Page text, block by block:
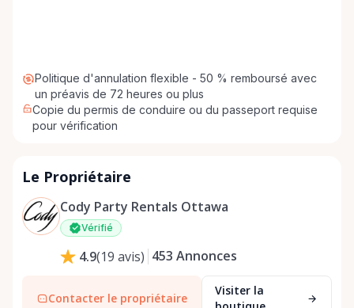
Politique d'annulation flexible - 50 % remboursé avec
un préavis de 72 heures ou plus
Copie du permis de conduire ou du passeport requise
pour vérification
Le Propriétaire
Cody Party Rentals Ottawa
Vérifié
4.9(19 avis) 453 Annonces
Contacter le propriétaire
Visiter la